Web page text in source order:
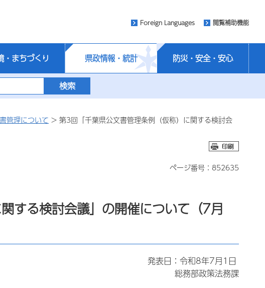
Foreign Languages 閲覧補助機能
・まちづくり 県政情報・統計 防災・安全・安心
管理について > 第3回「千葉県公文書管理条例（仮称）に関する検討会
ページ番号：852635
する検討会議」の開催について（7月
発表日：令和8年7月1日
総務部政策法務課